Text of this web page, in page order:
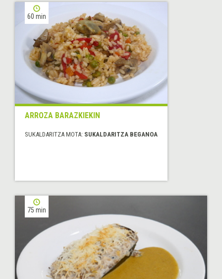
60 min
ARROZA BARAZKIEKIN
SUKALDARITZA MOTA: SUKALDARITZA BEGANOA
75 min